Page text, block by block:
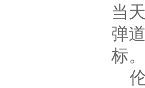
当
弹
标
伦